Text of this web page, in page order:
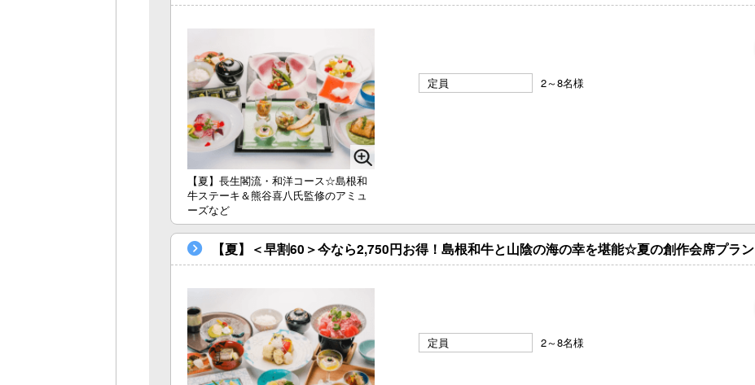
【夏】長生閣流・和洋コース☆島根和
牛ステーキ＆熊谷喜八氏監修のアミュ
ーズなど
定員 2～8名様
【夏】＜早割60＞今なら2,750円お得！島根和牛と山陰の海の幸を堪能☆夏の創作会席プラン
定員 2～8名様